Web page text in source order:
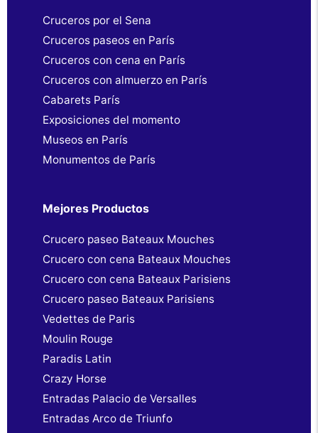
Cruceros por el Sena
Cruceros paseos en París
Cruceros con cena en París
Cruceros con almuerzo en París
Cabarets París
Exposiciones del momento
Museos en París
Monumentos de París
Mejores Productos
Crucero paseo Bateaux Mouches
Crucero con cena Bateaux Mouches
Crucero con cena Bateaux Parisiens
Crucero paseo Bateaux Parisiens
Vedettes de Paris
Moulin Rouge
Paradis Latin
Crazy Horse
Entradas Palacio de Versalles
Entradas Arco de Triunfo